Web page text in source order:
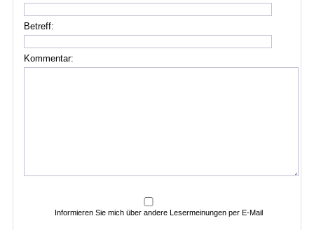
Betreff:
Kommentar:
Informieren Sie mich über andere Lesermeinungen per E-Mail